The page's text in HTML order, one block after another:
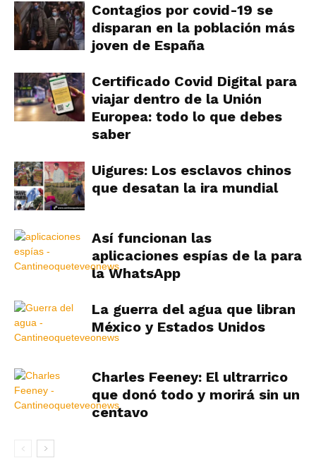
Contagios por covid-19 se
disparan en la población más
joven de España
Certificado Covid Digital para
viajar dentro de la Unión
Europea: todo lo que debes
saber
Uigures: Los esclavos chinos
que desatan la ira mundial
Así funcionan las
aplicaciones espías de la para
la WhatsApp
La guerra del agua que libran
México y Estados Unidos
Charles Feeney: El ultrarrico
que donó todo y morirá sin un
centavo